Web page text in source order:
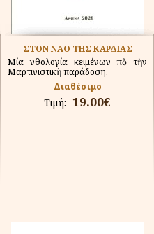
ΣΤΟΝ ΝΑΟ ΤΗΣ ΚΑΡΔΙΑΣ
Μία ἀνθολογία κειμένων ἀπὸ τὴν
Μαρτινιστικὴ παράδοση.
Διαθέσιμο
Τιμή: 19.00€